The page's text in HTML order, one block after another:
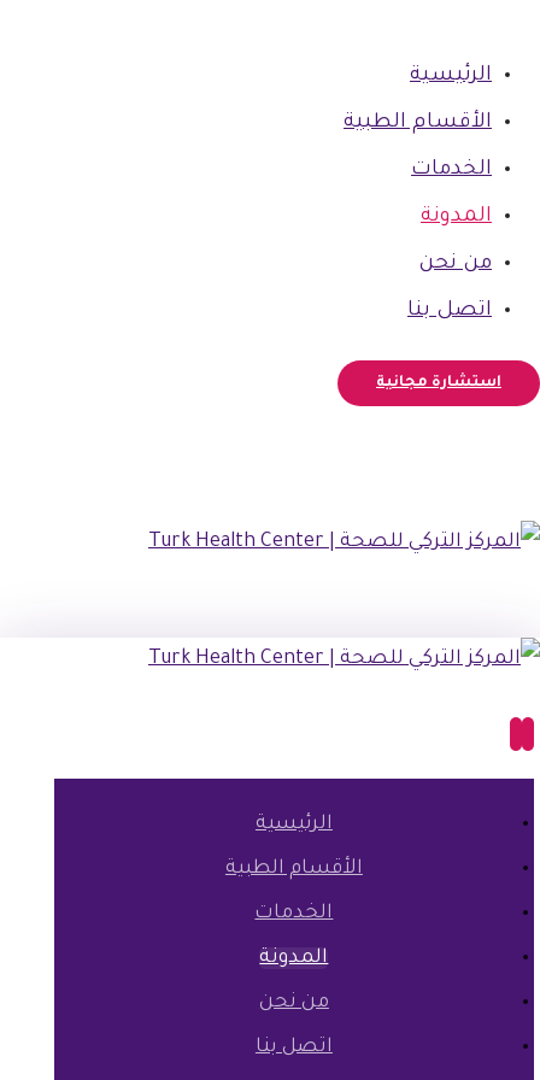
الرئيسية
الأقسام الطبية
الخدمات
المدونة
من نحن
اتصل بنا
استشارة مجانية
الرئيسية
الأقسام الطبية
الخدمات
المدونة
من نحن
اتصل بنا